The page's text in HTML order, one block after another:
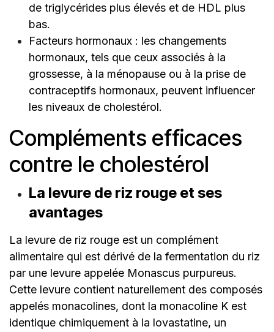
de triglycérides plus élevés et de HDL plus
bas.
Facteurs hormonaux : les changements
hormonaux, tels que ceux associés à la
grossesse, à la ménopause ou à la prise de
contraceptifs hormonaux, peuvent influencer
les niveaux de cholestérol.
Compléments efficaces
contre le cholestérol
La levure de riz rouge et ses
avantages
La levure de riz rouge est un complément
alimentaire qui est dérivé de la fermentation du riz
par une levure appelée Monascus purpureus.
Cette levure contient naturellement des composés
appelés monacolines, dont la monacoline K est
identique chimiquement à la lovastatine, un